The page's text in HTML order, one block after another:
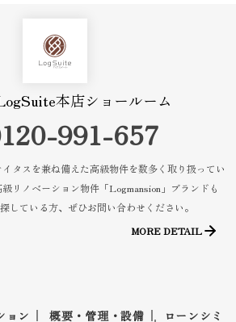
本店ショールーム
991-657
タスを兼ね備えた高級物件を数多く取り扱ってい
リノベーション物件「Logmansion」ブランドも
している方、ぜひお問い合わせください。
MORE DETAIL
ョン 概要・管理・設備
ローンシミ